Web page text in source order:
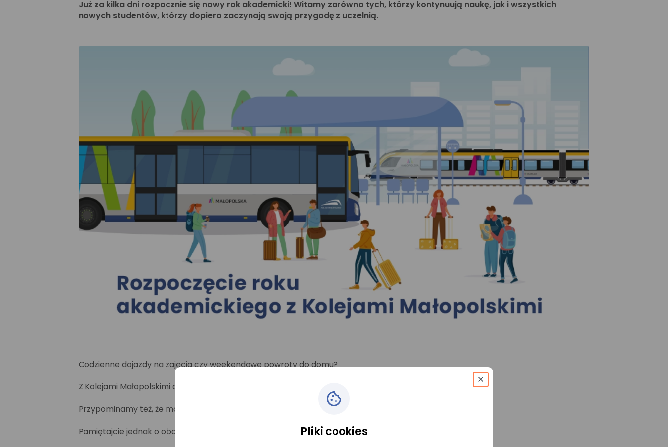
Już za kilka dni rozpocznie się nowy rok akademicki! Witamy zarówno tych, którzy kontynuują naukę, jak i wszystkich
nowych studentów, którzy dopiero zaczynają swoją przygodę z uczelnią.
Codzienne dojazdy na zajęcia czy weekendowe powroty do domu?
Z Kolejami Małopolskimi dotrzecie tam szybko, wygodnie i ekologicznie.
Przypominamy też, że możecie korzystać z 51% zniżki studenckiej
Pamiętajcie jednak o obowiązku posiadania ważnej legitymacjiPliki cookies